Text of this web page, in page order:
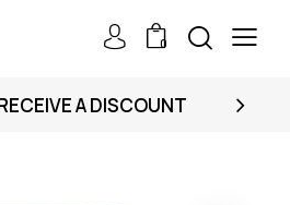
0
A DISCOUNT